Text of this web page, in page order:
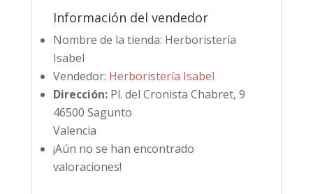
Información del vendedor
Nombre de la tienda: Herboristería
Isabel
Vendedor: Herboristería Isabel
Dirección: Pl. del Cronista Chabret, 9
46500 Sagunto
Valencia
¡Aún no se han encontrado
valoraciones!